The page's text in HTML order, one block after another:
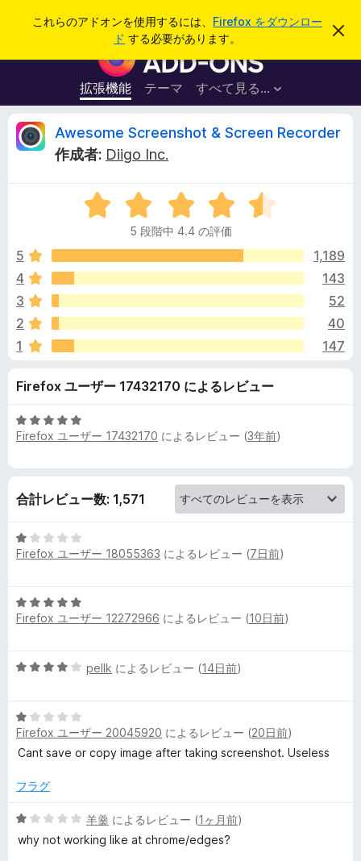
これらのアドオンを使用するには、 Firefox をダウンロー
ド する必要があります。
こ
を
じ
F
i
r
e
ラ
ウ
ザ
ー
ド
オ
ン
拡張機能 テーマ すべて見る...
ログイン
A
s
o
m
e
S
c
r
e
e
n
h
o
t
S
Awesome Screenshot & Screen Recorder
作成者: Diigo Inc.
5
段
中
.
の
価
5 段階中 4.4 の評価
5
1,189
4
143
3
52
2
40
1
147
Firefox ユーザー 17432170 によるレビュー
5
段
の
価
Firefox ユーザー 17432170 によるレビュー (3年前)
合計レビュー数: 1,571
5
段
1
の
Firefox ユーザー 18055363 によるレビュー (7日前)
5
段
5
価
Firefox ユーザー 12272966 によるレビュー (10日前)
5
中
4
の
価
pellk によるレビュー (14日前)
5
段
階
1
評
価
Firefox ユーザー 20045920 によるレビュー (20日前)
Cant save or copy image after taking screenshot. Useless
フラグ
5
段
羊羹 によるレビュー (1ヶ月前)
why not working like at chrome/edges?